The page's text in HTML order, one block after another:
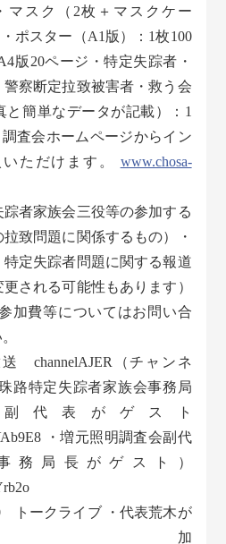
マスク（2枚＋マスクケー
ポスター（A1版）：1枚100
版20ページ・特定失踪者・
察断定拉致被害者・救う会
と簡単なデータが記載）：1
査会ホームページからイン
ただけます。 www.chosa-
者家族会三役等の参加する
致問題に関係するもの）・
特定失踪者問題に関する報道
される可能性もあります）
加費等についてはお問い合
channelAJER（チャンネ
路特定失踪者家族会事務局
代表がゲスト
・増元照明調査会副代
務局長がゲスト）
トークライブ ・代表荒木が
加